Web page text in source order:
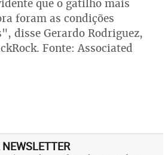
que o gatilho mais
foram as condições
disse Gerardo Rodriguez,
Fonte: Associated